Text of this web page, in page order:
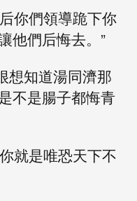
你們領導跪下你
他們后悔去。”
想知道湯同濟那
不是腸子都悔青
就是唯恐天下不